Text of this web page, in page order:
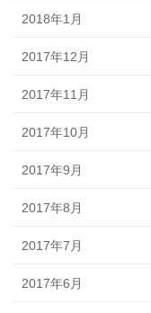
2018年1月
2017年12月
2017年11月
2017年10月
2017年9月
2017年8月
2017年7月
2017年6月